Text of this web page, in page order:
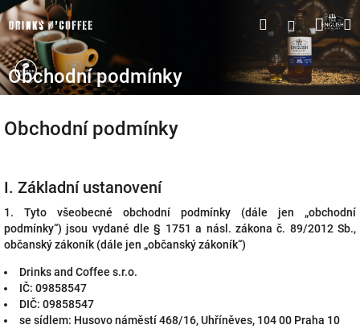
Přejít
na
obsah
HledatPřihlášení
Obchodní podmínky
Obchodní podmínky
I. Základní ustanovení
1. Tyto všeobecné obchodní podmínky (dále jen „obchodní
podmínky“) jsou vydané dle § 1751 a násl. zákona č. 89/2012 Sb.,
občanský zákoník (dále jen „občanský zákoník“)
Drinks and Coffee s.r.o.
IČ: 09858547
DIČ: 09858547
se sídlem: Husovo náměstí 468/16, Uhříněves, 104 00 Praha 10